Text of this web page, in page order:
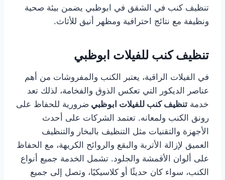
تنظيف كنب في الشقق في ابوظبي يضمن بيئة صحية
ونظيفة مع نتائج احترافية ومظهر أنيق للأثاث.
تنظيف كنب للفيلات ابوظبي
في الفيلات الراقية، يعتبر الكنب والمفروشات من أهم
عناصر الديكور التي تعكس الذوق والفخامة، لذلك تعد
خدمة تنظيف كنب للفيلات ابوظبي ضرورية للحفاظ على
رونق الكنب ولمعانه. تعتمد الشركات على أحدث
الأجهزة والتقنيات مثل التنظيف بالبخار والتنظيف
العميق لإزالة الأتربة والبقع والروائح الكريهة، مع الحفاظ
على ألوان الأقمشة والجلود. تشمل الخدمة جميع أنواع
الكنب، سواء كان حديثًا أو كلاسيكيًا، وتصل إلى جميع